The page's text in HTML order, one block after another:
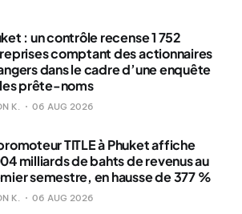
: un contrôle recense 1 752
comptant des actionnaires
dans le cadre d’une enquête
prête-noms
K. 06 AUG 2026
TITLE à Phuket affiche
milliards de bahts de revenus au
semestre, en hausse de 377 %
K. 06 AUG 2026